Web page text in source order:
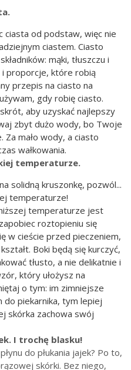
ciasta od podstaw, więc nie
ciastem. Ciasto
mąki, tłuszczu i
i proporcje, które robią
przepis na ciasto na
gdy robię ciasto.
aby uzyskać najlepszy
zbyt dużo wody, bo Twoje
Za mało wody, a ciasto
wałkowania.
temperaturze.
solidną kruszonkę, pozwól...
temperaturze!
temperaturze jest
roztopieniu się
w cieście przed pieczeniem,
Boki będą się kurczyć,
tłusto, a nie delikatnie i
który ułożysz na
o tym: im zimniejsze
do piekarnika, tym lepiej
skórka zachowa swój
I trochę blasku!
do płukania jajek? Po to,
skórki. Bez niego,